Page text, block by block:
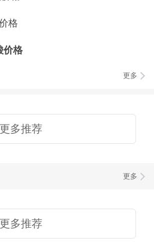
格
价格
更多
更多推荐
更多
更多推荐